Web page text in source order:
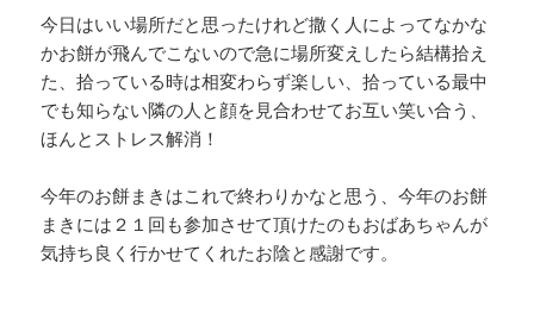
今日はいい場所だと思ったけれど撒く人によってなかな
かお餅が飛んでこないので急に場所変えしたら結構拾え
た、拾っている時は相変わらず楽しい、拾っている最中
でも知らない隣の人と顔を見合わせてお互い笑い合う、
ほんとストレス解消！
今年のお餅まきはこれで終わりかなと思う、今年のお餅
まきには２１回も参加させて頂けたのもおばあちゃんが
気持ち良く行かせてくれたお陰と感謝です。